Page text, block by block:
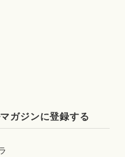
ガジンに登録する